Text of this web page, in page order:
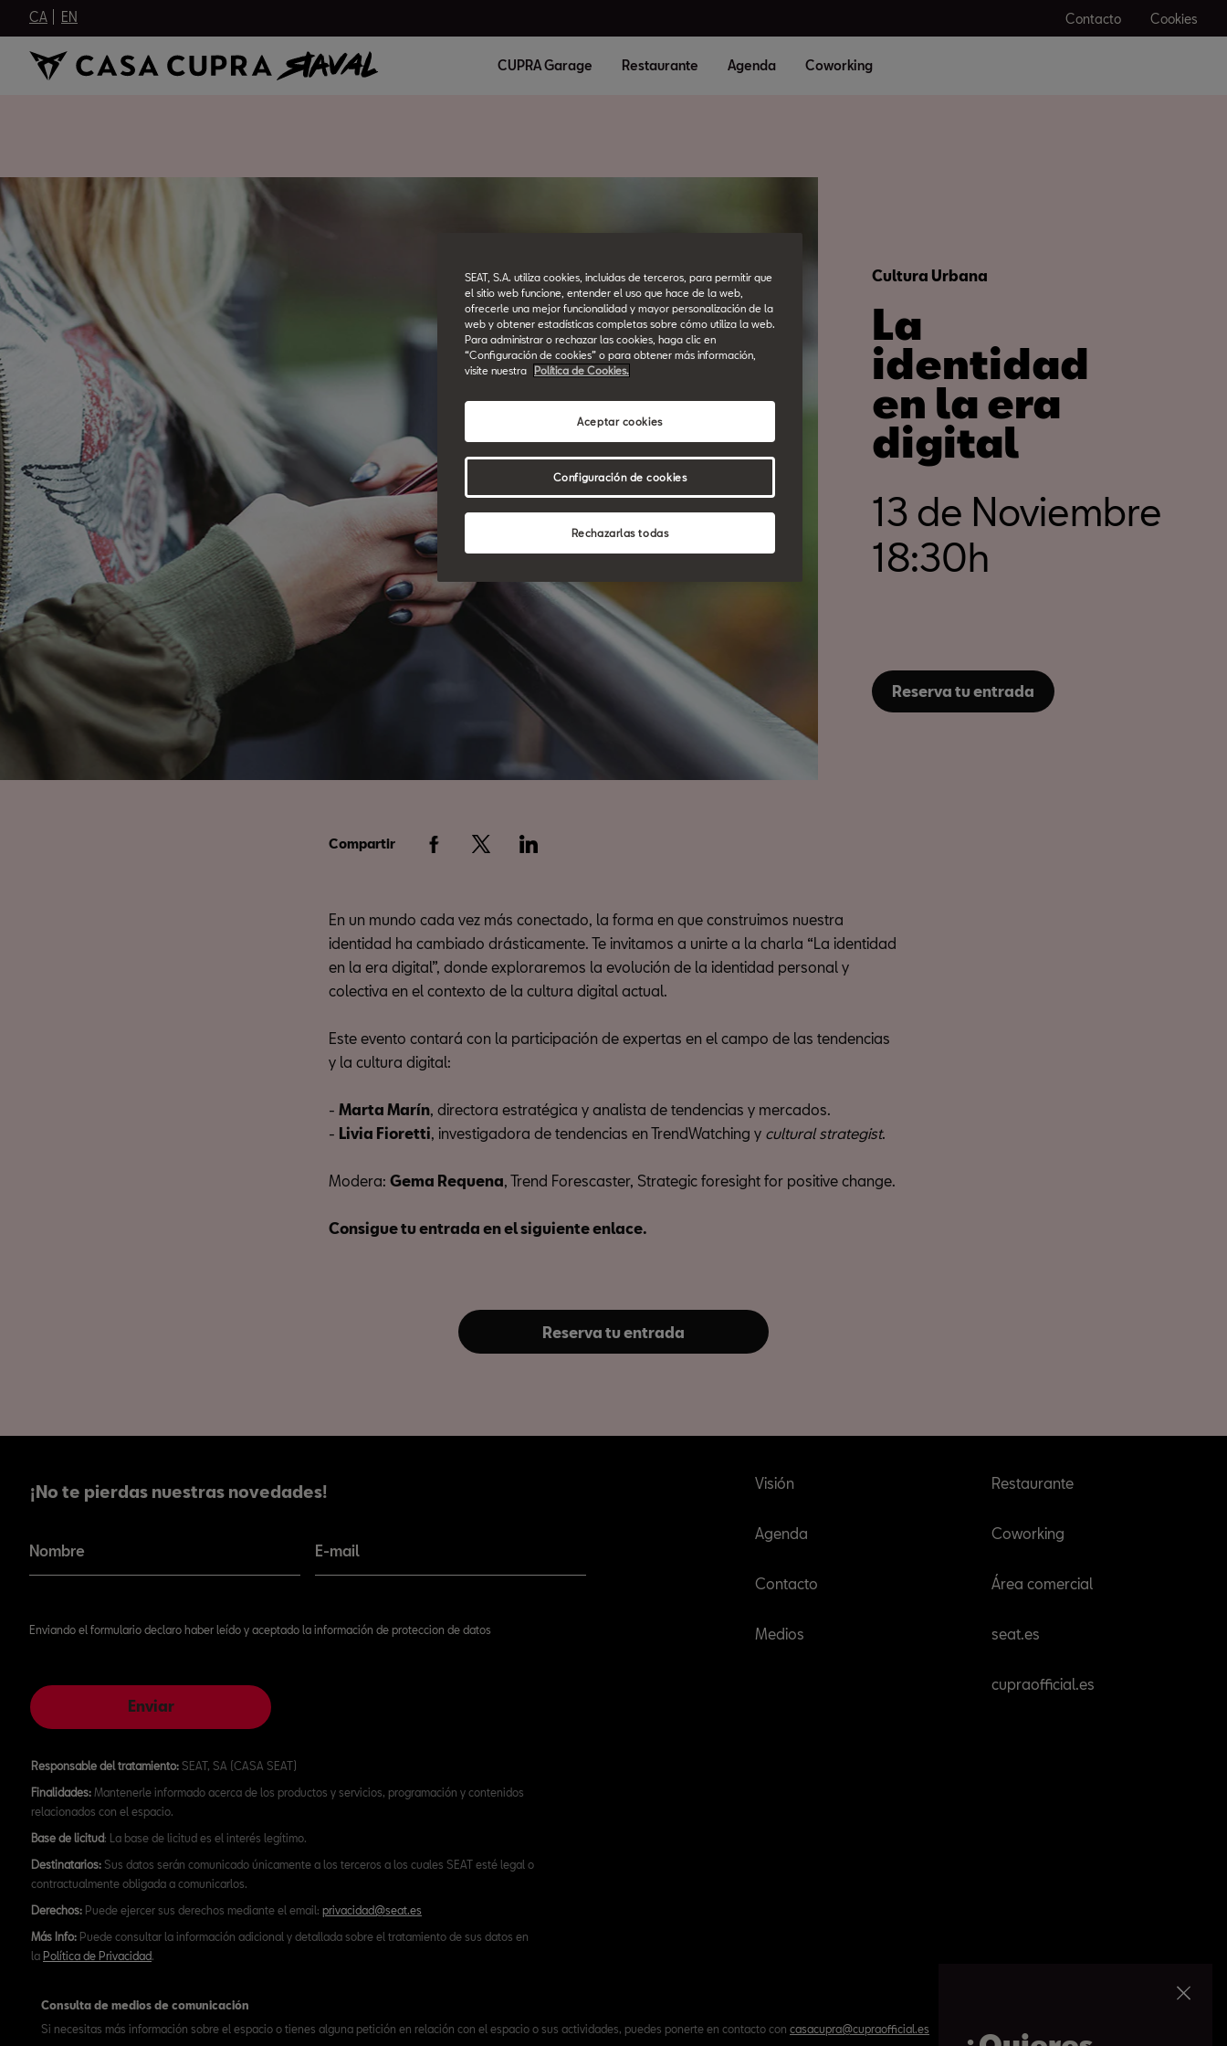
CA EN Contacto Cookies
CUPRA Garage Restaurante Agenda Coworking
Cultura Urbana
La
identidad
en la era
digital
13 de Noviembre
18:30h
Reserva tu entrada
Compartir
En un mundo cada vez más conectado, la forma en que construimos nuestra
identidad ha cambiado drásticamente. Te invitamos a unirte a la charla “La identidad
en la era digital”, donde exploraremos la evolución de la identidad personal y
colectiva en el contexto de la cultura digital actual.
Este evento contará con la participación de expertas en el campo de las tendencias
y la cultura digital:
- Marta Marín, directora estratégica y analista de tendencias y mercados.
- Livia Fioretti, investigadora de tendencias en TrendWatching y cultural strategist.
Modera: Gema Requena, Trend Forescaster, Strategic foresight for positive change.
Consigue tu entrada en el siguiente enlace.
Reserva tu entrada
¡No te pierdas nuestras novedades!
Nombre E-mail
Enviando el formulario declaro haber leído y aceptado la información de proteccion de datos
Enviar
Responsable del tratamiento: SEAT, SA (CASA SEAT)
Finalidades: Mantenerle informado acerca de los productos y servicios, programación y contenidos
relacionados con el espacio.
Base de licitud: La base de licitud es el interés legítimo.
Destinatarios: Sus datos serán comunicado únicamente a los terceros a los cuales SEAT esté legal o
contractualmente obligada a comunicarlos.
Derechos: Puede ejercer sus derechos mediante el email: privacidad@seat.es
Más Info: Puede consultar la información adicional y detallada sobre el tratamiento de sus datos en
la Política de Privacidad.
Visión
Agenda
Contacto
Medios
Restaurante
Coworking
Área comercial
seat.es
cupraofficial.es
Consulta de medios de comunicación
Si necesitas más información sobre el espacio o tienes alguna petición en relación con el espacio o sus actividades, puedes ponerte en contacto con casacupra@cupraofficial.es
SEAT, S.A. utiliza cookies, incluidas de terceros, para permitir que
el sitio web funcione, entender el uso que hace de la web,
ofrecerle una mejor funcionalidad y mayor personalización de la
web y obtener estadísticas completas sobre cómo utiliza la web.
Para administrar o rechazar las cookies, haga clic en
“Configuración de cookies” o para obtener más información,
visite nuestra
Política de Cookies.
Rechazarlas todas
Aceptar cookies
Configuración de cookies